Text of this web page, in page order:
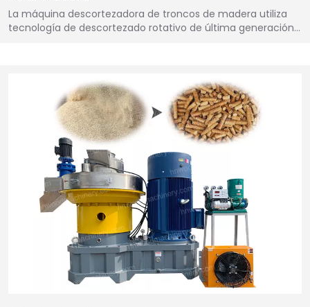
La máquina descortezadora de troncos de madera utiliza
tecnología de descortezado rotativo de última generación…